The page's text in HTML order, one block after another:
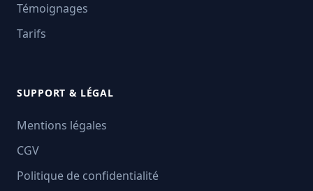
Témoignages
Tarifs
SUPPORT & LÉGAL
Mentions légales
CGV
Politique de confidentialité